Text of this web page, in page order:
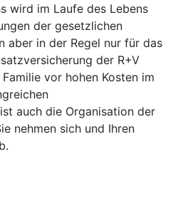
wird im Laufe des Lebens
der gesetzlichen
aber in der Regel nur für das
der R+V
vor hohen Kosten im
auch die Organisation der
nehmen sich und Ihren